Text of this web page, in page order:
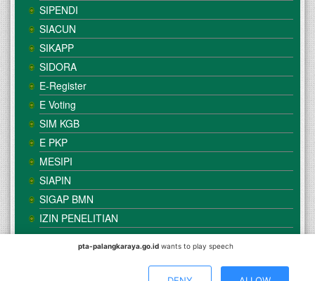
SIPENDI
SIACUN
SIKAPP
SIDORA
E-Register
E Voting
SIM KGB
E PKP
MESIPI
SIAPIN
SIGAP BMN
IZIN PENELITIAN
Mahkamah Agung
Agama Palangka Raya
pta-palangkaraya.go.id wants to play speech